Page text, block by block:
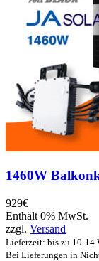
1460W
929€
Enthält 0% MwSt.
zzgl. Versand
Lieferzeit: bis zu 10-14
Bei Lieferungen in